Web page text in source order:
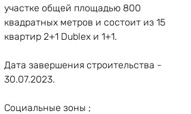
участке общей площадью 800
квадратных метров и состоит из 15
квартир 2+1 Dublex и 1+1.
Дата завершения строительства - ​​
30.07.2023.
Социальные зоны ;